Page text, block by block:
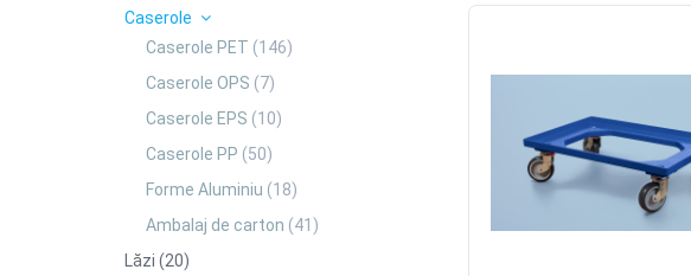
Caserole
Caserole PET (146)
Caserole OPS (7)
Caserole EPS (10)
Caserole PP (50)
Forme Aluminiu (18)
Ambalaj de carton (41)
Lăzi (20)